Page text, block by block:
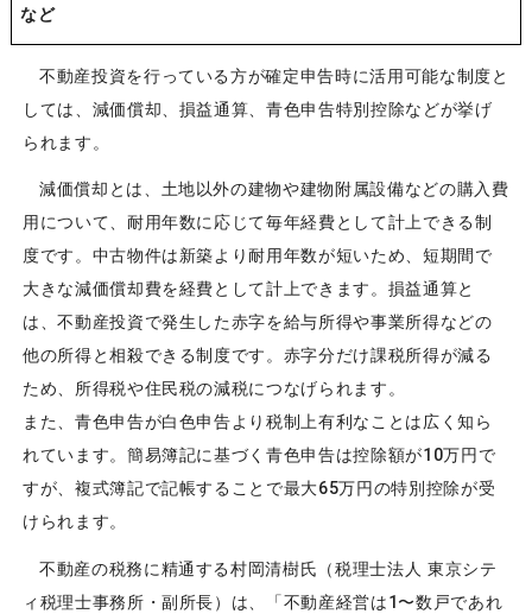
など
不動産投資を行っている方が確定申告時に活用可能な制度と
しては、減価償却、損益通算、青色申告特別控除などが挙げ
られます。
減価償却とは、土地以外の建物や建物附属設備などの購入費
用について、耐用年数に応じて毎年経費として計上できる制
度です。中古物件は新築より耐用年数が短いため、短期間で
大きな減価償却費を経費として計上できます。損益通算と
は、不動産投資で発生した赤字を給与所得や事業所得などの
他の所得と相殺できる制度です。赤字分だけ課税所得が減る
ため、所得税や住民税の減税につなげられます。
また、青色申告が白色申告より税制上有利なことは広く知ら
れています。簡易簿記に基づく青色申告は控除額が10万円で
すが、複式簿記で記帳することで最大65万円の特別控除が受
けられます。
不動産の税務に精通する村岡清樹氏（税理士法人 東京シテ
ィ税理士事務所・副所長）は、「不動産経営は1〜数戸であれ